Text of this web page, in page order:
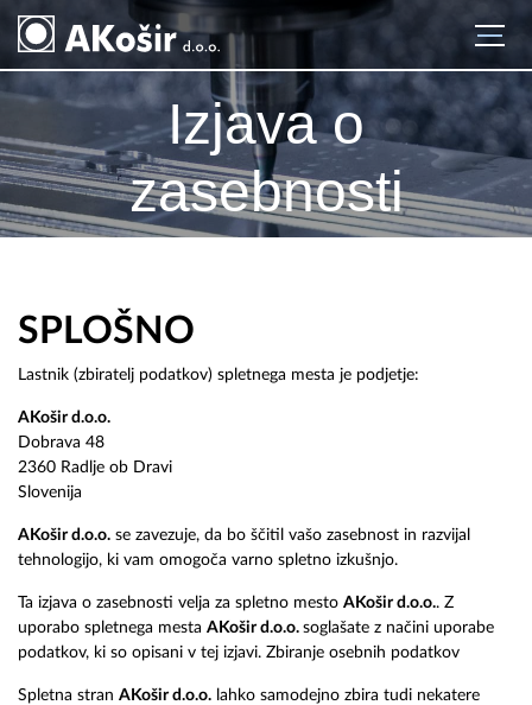
Izjava o
zasebnosti
SPLOŠNO
Lastnik (zbiratelj podatkov) spletnega mesta je podjetje:
AKošir d.o.o.
Dobrava 48
2360 Radlje ob Dravi
Slovenija
AKošir d.o.o. se zavezuje, da bo ščitil vašo zasebnost in razvijal
tehnologijo, ki vam omogoča varno spletno izkušnjo.
Ta izjava o zasebnosti velja za spletno mesto AKošir d.o.o.. Z
uporabo spletnega mesta AKošir d.o.o. soglašate z načini uporabe
podatkov, ki so opisani v tej izjavi. Zbiranje osebnih podatkov
Spletna stran AKošir d.o.o. lahko samodejno zbira tudi nekatere